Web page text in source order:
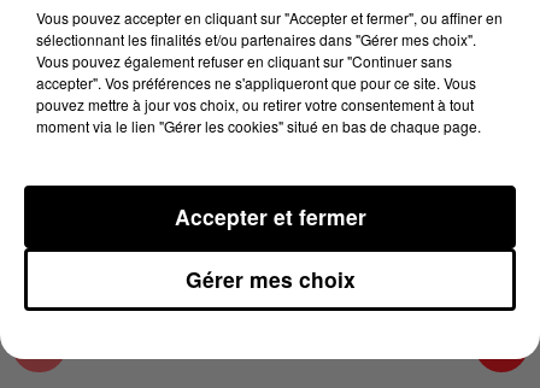
16 décembre 2023 - 1 min 13 sec
L'AGENDA DU SUD TARN DU 16/12/2023 À
09H39
L'AGENDA DU SUD TARN
Vous pouvez accepter en cliquant sur "Accepter et fermer", ou affiner en
sélectionnant les finalités et/ou partenaires dans "Gérer mes choix".
Vous pouvez également refuser en cliquant sur "Continuer sans
accepter". Vos préférences ne s'appliqueront que pour ce site. Vous
pouvez mettre à jour vos choix, ou retirer votre consentement à tout
moment via le lien "Gérer les cookies" situé en bas de chaque page.
Gérer mes choix
Accepter et fermer